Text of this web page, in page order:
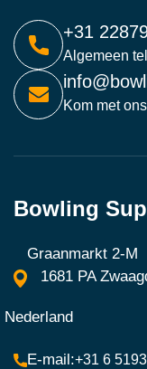
+31
Algemeen
Kom met
Bowling
Graanmarkt 2-M
1681 PA
Nederland
+31 6